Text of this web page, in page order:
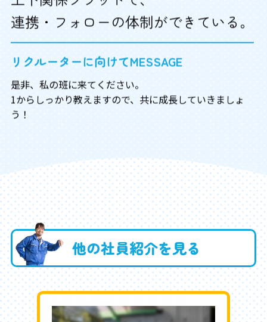
連携・フォローの体制ができている。
リクルーターに向けてMESSAGE
是非、私の班に来てください。
1からしっかり教えますので、共に成長していきましょ
う！
他の社員紹介を見る